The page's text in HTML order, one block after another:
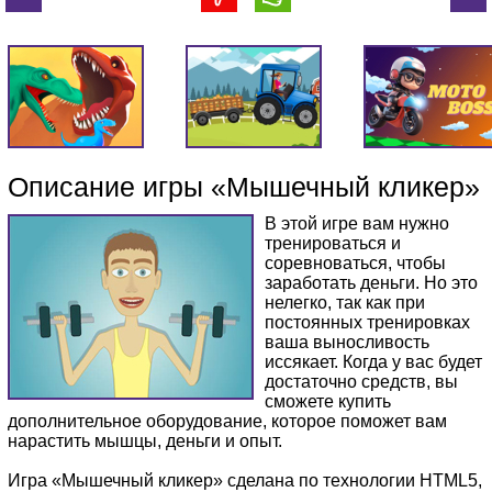
Описание игры «Мышечный кликер»
В этой игре вам нужно
тренироваться и
соревноваться, чтобы
заработать деньги. Но это
нелегко, так как при
постоянных тренировках
ваша выносливость
иссякает. Когда у вас будет
достаточно средств, вы
сможете купить
дополнительное оборудование, которое поможет вам
нарастить мышцы, деньги и опыт.
Игра «Мышечный кликер» сделана по технологии HTML5,